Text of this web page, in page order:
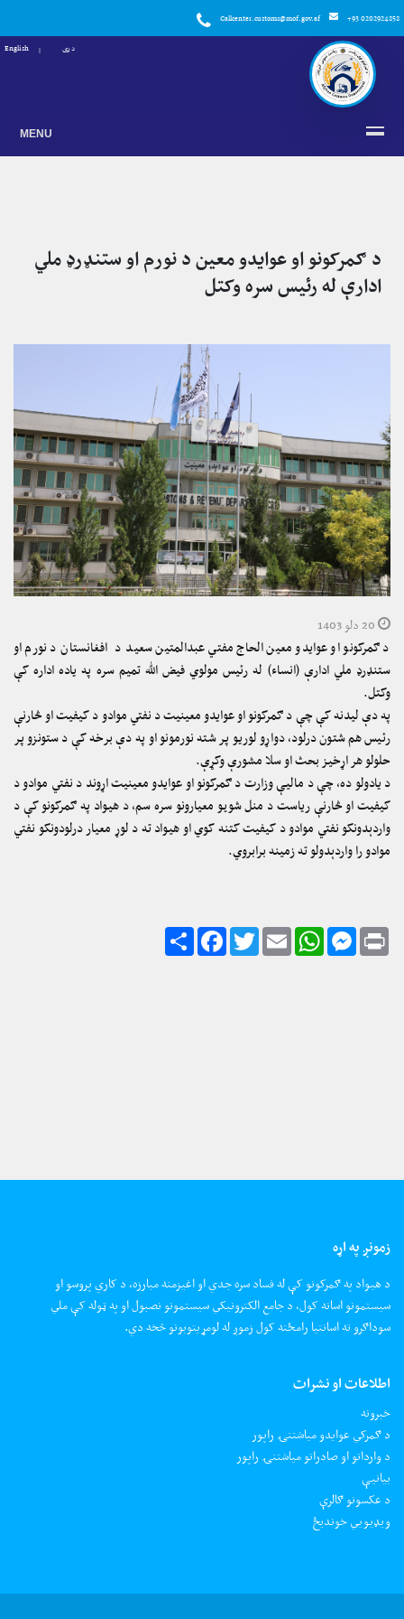
Callcenter.customs@mof.gov.af +93 0202924858
دری English
MENU
د ګمرکونو او عوایدو معین د نورم او ستنډرډ ملي
ادارې له رئیس سره وکتل
د ګمرکونو او عوایدو معین الحاج مفتي عبدالمتین سعید د افغانستان د نورم او
ستنډرډ ملي ادارې (انساء) له رئیس مولوي فیض الله تمیم سره په یاده اداره کې
وکتل.
په دې لیدنه کې چې د ګمرکونو او عوایدو معینیت د نفتي موادو د کیفیت او څارنې
رئیس هم شتون درلود، دواړو لوریو پر شته نورمونو او په دې برخه کې د ستونزو پر
حلولو هر اړخیز بحث او سلا مشورې وکړې.
د یادولو ده، چې د مالیې وزارت د ګمرکونو او عوایدو معینیت اړوند د نفتي موادو د
کیفیت او څارنې ریاست د منل شويو معیارونو سره سم، د هیواد په ګمرکونو کې د
واردېدونکو نفتي موادو د کیفیت کتنه کوي او هیواد ته د لوړ معیار درلودونکو نفتي
موادو را واردېدولو ته زمینه برابروي.
زمونږ په اړه
د هیواد په ګمرکونو کې له فساد سره جدي او اغیزمنه مبارزه، د کاري پروسو او
سیستمونو اسانه کول، د جامع الکترونیکي سیستمونو نصبول او په ټوله کې ملي
سوداګرو ته اسانتیا رامځته کول زموږ له لومړیتوبونو څخه دي.
اطلاعات او نشرات
خبرونه
د ګمرکي عوایدو میاشتنۍ راپور
د وارداتو او صادراتو میاشتنۍ راپور
بیانیې
د عکسونو ګالرې
ويډيويي خونديځ